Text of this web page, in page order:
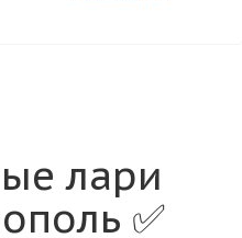
лари
✅